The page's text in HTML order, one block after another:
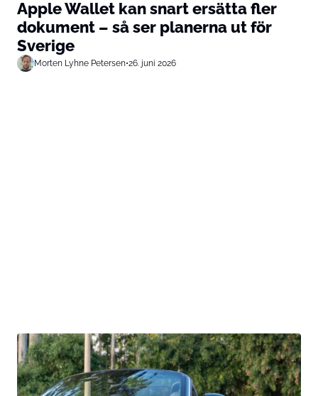
Apple Wallet kan snart ersätta fler
dokument – så ser planerna ut för
Sverige
Morten Lyhne Petersen•26. juni 2026